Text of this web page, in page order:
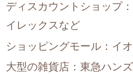
ディスカウントショップ
イレックスなど
ショッピングモール：イ
大型の雑貨店：東急ハン